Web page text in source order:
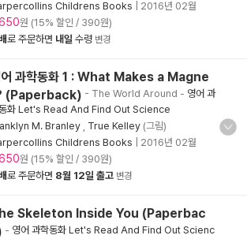
Childrens Books
2016년 02월
원 (15% 할인 / 390원)
로 주문하면 내일 수령 변경
어 과학동화 1 : What Makes a Magne
(Paperback) - The World Around - 영어 과
화 Let's Read And Find Out Science
M. Branley
True Kelley (그림)
Childrens Books
2016년 02월
원 (15% 할인 / 390원)
로 주문하면 8월 12일 출고 변경
Skeleton Inside You (Paperbac
- 영어 과학동화 Let's Read And Find Out Scienc